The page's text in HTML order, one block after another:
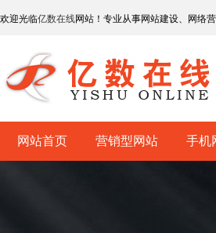
欢迎光临亿数在线网站！专业从事网站建设、网络
网站首页 营销型网站 手机